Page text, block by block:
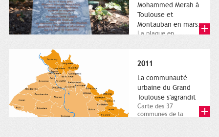
Mohammed Merah à
Toulouse et
Montauban en mars.
La plaque en
Charles-de-Gaulle.
2011
La communauté
urbaine du Grand
Toulouse s'agrandit
Carte des 37
communes de la